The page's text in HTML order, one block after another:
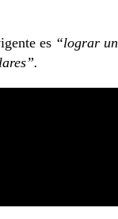
es “lograr